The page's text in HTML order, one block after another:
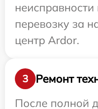
перевозку за
центр Ardor.
3
Ремонт
После полной